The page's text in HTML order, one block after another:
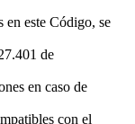
en este Código, se
de
en caso de
con el